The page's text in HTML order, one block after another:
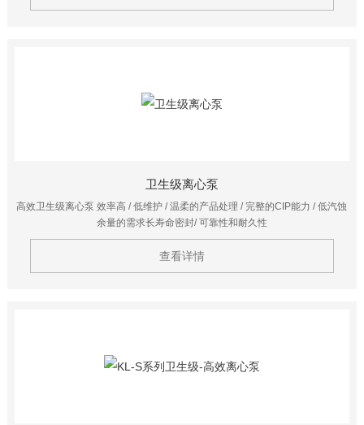
震、抗冲击、低噪音等低故障运行提供了良好的保障。
卫生级离心泵
高效卫生级离心泵 效率高 / 低维护 / 温柔的产品处理 / 完整的CIP能力 / 低汽蚀
余量的需求长寿命密封/ 可靠性和耐久性
查看详情